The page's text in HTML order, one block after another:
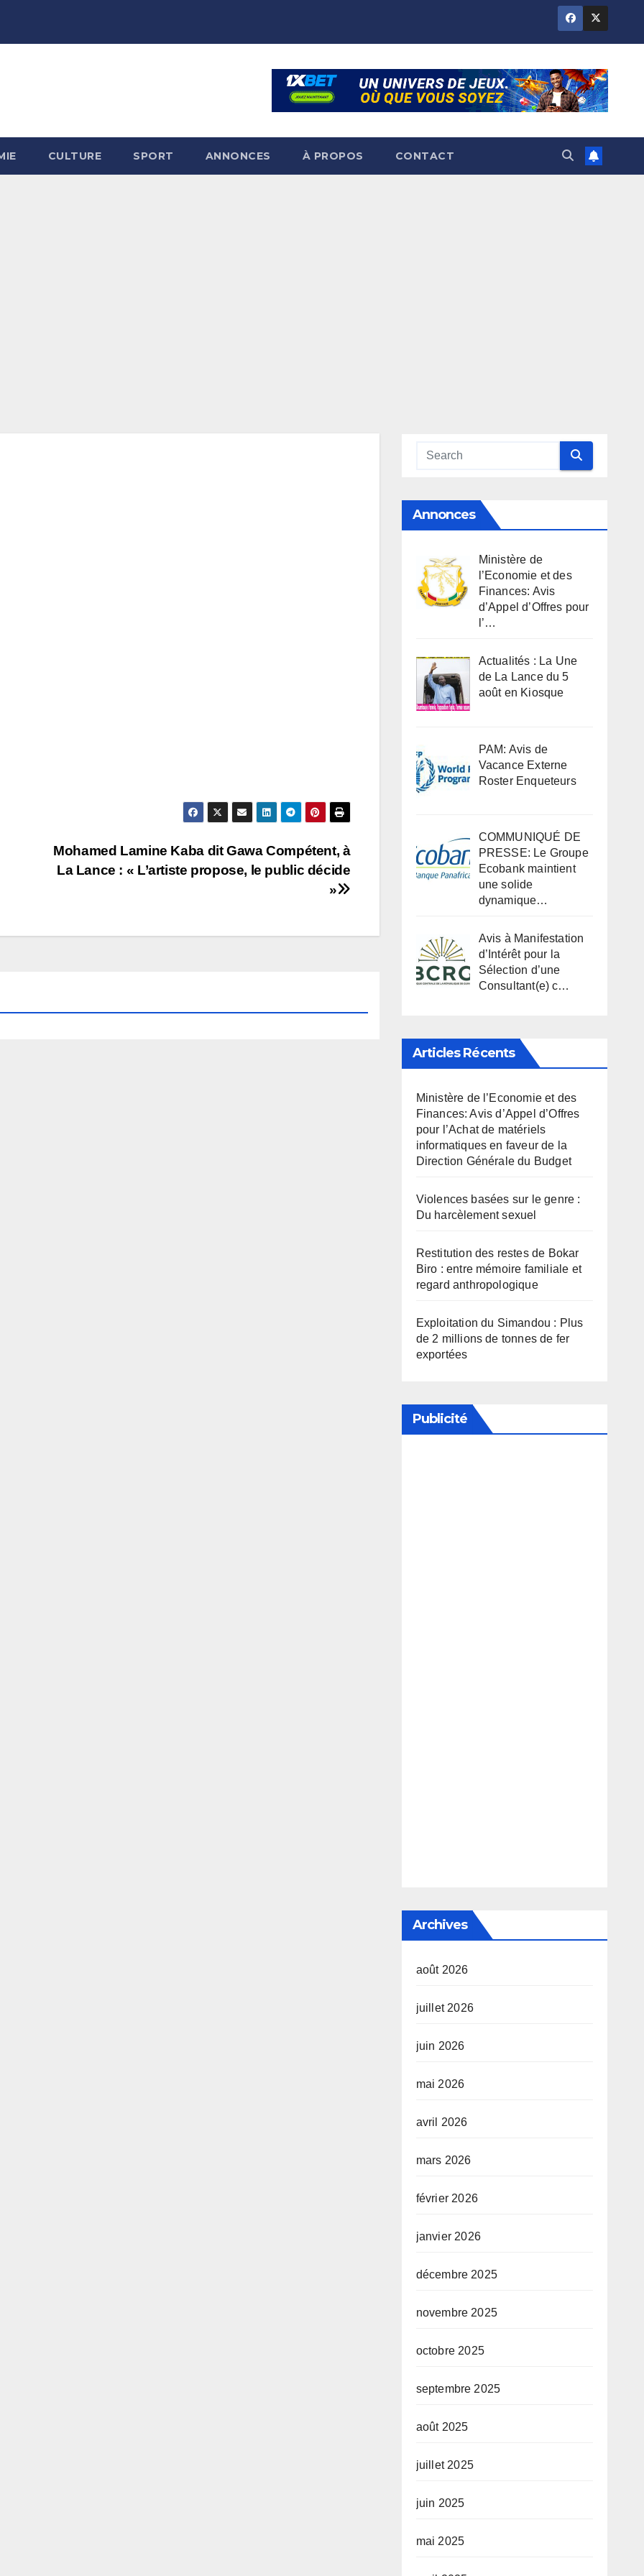
CULTURE SPORT ANNONCES À PROPOS CONTACT
Mohamed Lamine Kaba dit Gawa Compétent, à
La Lance : « L’artiste propose, le public décide
»
Annonces
Ministère de
l’Economie et des
Finances: Avis
d’Appel d’Offres pour
l’…
Actualités : La Une
de La Lance du 5
août en Kiosque
PAM: Avis de
Vacance Externe
Roster Enqueteurs
COMMUNIQUÉ DE
PRESSE: Le Groupe
Ecobank maintient
une solide
dynamique…
Avis à Manifestation
d’Intérêt pour la
Sélection d’une
Consultant(e) c…
Articles Récents
Ministère de l’Economie et des
Finances: Avis d’Appel d’Offres
pour l’Achat de matériels
informatiques en faveur de la
Direction Générale du Budget
Violences basées sur le genre :
Du harcèlement sexuel
Restitution des restes de Bokar
Biro : entre mémoire familiale et
regard anthropologique
Exploitation du Simandou : Plus
de 2 millions de tonnes de fer
exportées
Publicité
Archives
août 2026
juillet 2026
juin 2026
mai 2026
avril 2026
mars 2026
février 2026
janvier 2026
décembre 2025
novembre 2025
octobre 2025
septembre 2025
août 2025
juillet 2025
juin 2025
mai 2025